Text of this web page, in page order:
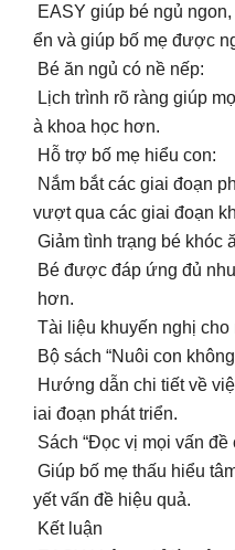
EASY giúp bé ngủ
ển và giúp bố mẹ được
Bé ăn ngủ có nề nếp:
Lịch trình rõ ràng giúp
à khoa học hơn.
Hỗ trợ bố mẹ hiểu con:
Nắm bắt các giai đoạn
vượt qua các giai đoạn
Giảm tình trạng bé khóc
Bé được đáp ứng đủ
hơn.
Tài liệu khuyến nghị cho
Bộ sách “Nuôi con
Hướng dẫn chi tiết về
iai đoạn phát triển.
Sách “Đọc vị mọi vấn đề
Giúp bố mẹ thấu hiểu
yết vấn đề hiệu quả.
Kết luận